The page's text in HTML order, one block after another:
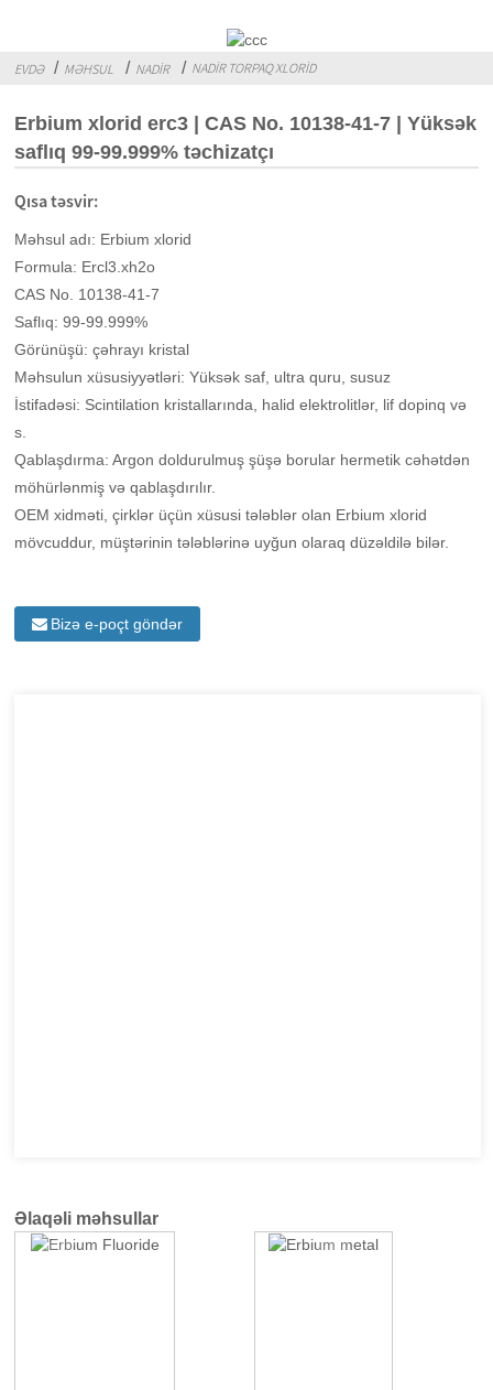
EVDƏ MƏHSUL NADIR NADIR TORPAQ XLORID
Erbium xlorid erc3 | CAS No. 10138-41-7 | Yüksək
saflıq 99-99.999% təchizatçı
Qısa təsvir:
Məhsul adı: Erbium xlorid
Formula: Ercl3.xh2o
CAS No. 10138-41-7
Saflıq: 99-99.999%
Görünüşü: çəhrayı kristal
Məhsulun xüsusiyyətləri: Yüksək saf, ultra quru, susuz
İstifadəsi: Scintilation kristallarında, halid elektrolitlər, lif dopinq və
s.
Qablaşdırma: Argon doldurulmuş şüşə borular hermetik cəhətdən
möhürlənmiş və qablaşdırılır.
OEM xidməti, çirklər üçün xüsusi tələblər olan Erbium xlorid
mövcuddur, müştərinin tələblərinə uyğun olaraq düzəldilə bilər.
Bizə e-poçt göndər
Əlaqəli məhsullar